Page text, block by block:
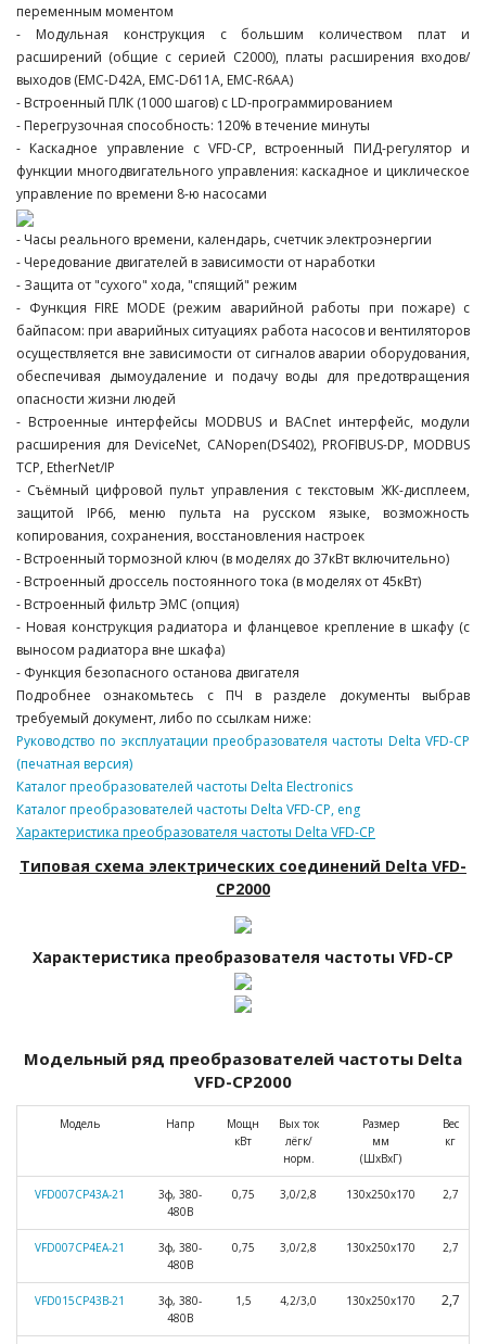
переменным моментом
- Модульная конструкция с большим количеством плат и
расширений (общие с серией С2000), платы расширения входов/
выходов (EMC-D42A, EMC-D611A, EMC-R6AA)
- Встроенный ПЛК (1000 шагов) с LD-программированием
- Перегрузочная способность: 120% в течение минуты
- Каскадное управление с VFD-CP, встроенный ПИД-регулятор и
функции многодвигательного управления: каскадное и циклическое
управление по времени 8-ю насосами
- Часы реального времени, календарь, счетчик электроэнергии
- Чередование двигателей в зависимости от наработки
- Защита от "сухого" хода, "спящий" режим
- Функция FIRE MODE (режим аварийной работы при пожаре) с
байпасом: при аварийных ситуациях работа насосов и вентиляторов
осуществляется вне зависимости от сигналов аварии оборудования,
обеспечивая дымоудаление и подачу воды для предотвращения
опасности жизни людей
- Встроенные интерфейсы MODBUS и BACnet интерфейс, модули
расширения для DeviceNet, CANopen(DS402), PROFIBUS-DP, MODBUS
TCP, EtherNet/IP
- Съёмный цифровой пульт управления с текстовым ЖК-дисплеем,
защитой IP66, меню пульта на русском языке, возможность
копирования, сохранения, восстановления настроек
- Встроенный тормозной ключ (в моделях до 37кВт включительно)
- Встроенный дроссель постоянного тока (в моделях от 45кВт)
- Встроенный фильтр ЭМС (опция)
- Новая конструкция радиатора и фланцевое крепление в шкафу (с
выносом радиатора вне шкафа)
- Функция безопасного останова двигателя
Подробнее ознакомьтесь с ПЧ в разделе документы выбрав
требуемый документ, либо по ссылкам ниже:
Руководство по эксплуатации преобразователя частоты Delta VFD-CP
(печатная версия)
Каталог преобразователей частоты Delta Electronics
Каталог преобразователей частоты Delta VFD-CP, eng
Характеристика преобразователя частоты Delta VFD-СP
Типовая схема электрических соединений Delta VFD-
СP2000
Характеристика преобразователя частоты VFD-CP
Модельный ряд преобразователей частоты Delta
VFD-CP2000
Модель Напр
Мощн
кВт
Вых ток
лёгк/
норм.
Размер
мм
(ШхВхГ)
Вес
кг
VFD007СP43A-21
3ф, 380-
480В
0,75 3,0/2,8 130х250х170 2,7
VFD007СP4EA-21
3ф, 380-
480В
0,75 3,0/2,8 130х250х170 2,7
VFD015СP43B-21
3ф, 380-
480B
1,5 4,2/3,0 130х250х170 2,7